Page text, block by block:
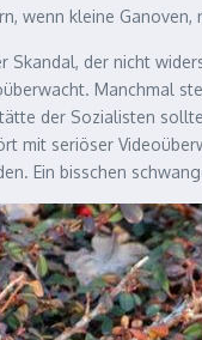
wenn kleine
der nicht
Manchmal
der Sozialisten
mit seriöser
Ein bisschen